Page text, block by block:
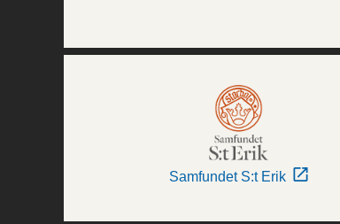
Samfundet S:t Erik